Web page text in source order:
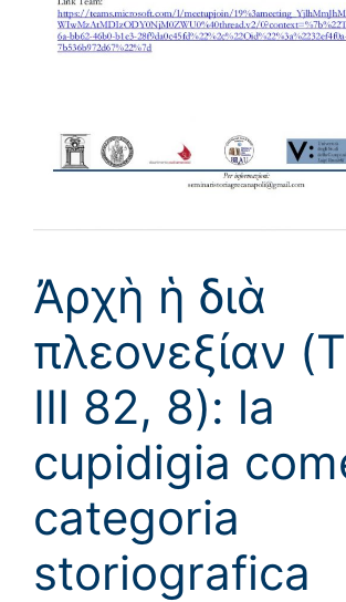
Ἀρχὴ ἡ διὰ
πλεονεξίαν
III 82, 8): la
cupidigia
categoria
storiografica